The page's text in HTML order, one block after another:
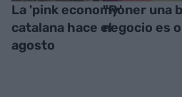
La 'pink economy'
catalana hace el
agosto
"Poner una
negocio es